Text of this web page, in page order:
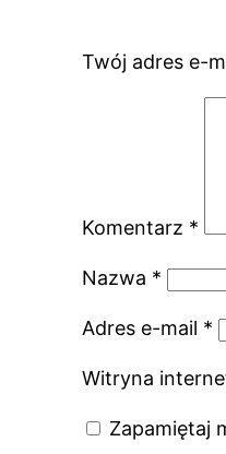
Twój adres e-
Komentarz *
Nazwa *
Adres e-mail *
Witryna
Zapamiętaj